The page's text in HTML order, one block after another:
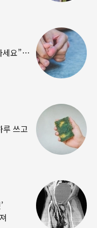
세요”…
쓰고